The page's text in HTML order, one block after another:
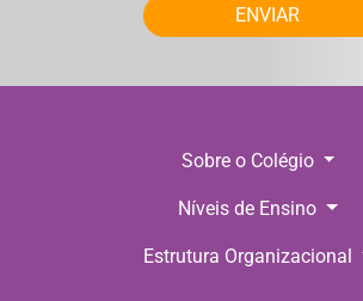
ENVIAR
Sobre o Colégio
Níveis de Ensino
Estrutura Organizacional